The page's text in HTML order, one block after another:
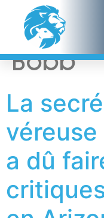
Bobb
La
a dû